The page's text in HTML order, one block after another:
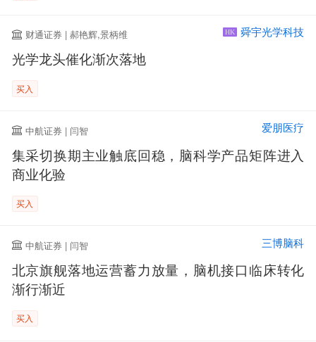
财通证券 | 郝艳辉,景柄维 HK 舜宇光学科技
光学龙头催化渐次落地
买入
中航证券 | 闫智 爱朋医疗
集采切换期主业触底回稳，脑科学产品矩阵进入
商业化验
买入
中航证券 | 闫智 三博脑科
北京旗舰落地运营蓄力放量，脑机接口临床转化
渐行渐近
买入